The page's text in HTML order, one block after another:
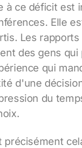
à ce déficit
Elle
Les
des gens
qui
d'une
du
précisément